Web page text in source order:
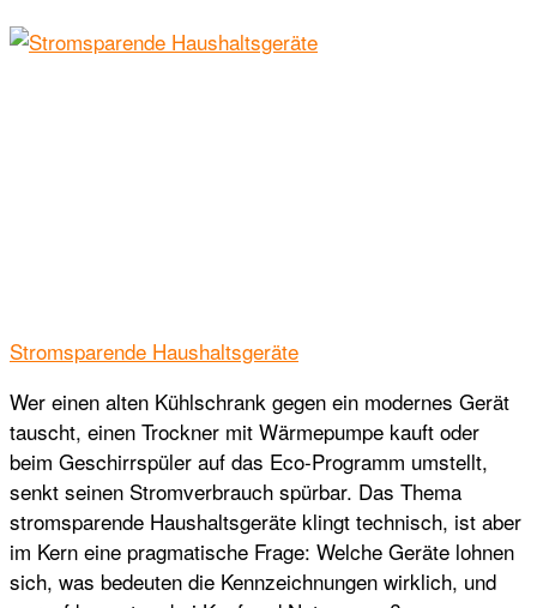
Stromsparende Haushaltsgeräte
Wer einen alten Kühlschrank gegen ein modernes Gerät
tauscht, einen Trockner mit Wärmepumpe kauft oder
beim Geschirrspüler auf das Eco-Programm umstellt,
senkt seinen Stromverbrauch spürbar. Das Thema
stromsparende Haushaltsgeräte klingt technisch, ist aber
im Kern eine pragmatische Frage: Welche Geräte lohnen
sich, was bedeuten die Kennzeichnungen wirklich, und